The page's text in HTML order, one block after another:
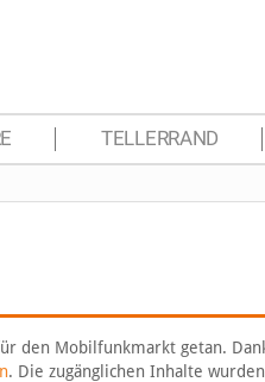
TELLERRAND
den Mobilfunkmarkt getan.
. Die zugänglichen Inhalte